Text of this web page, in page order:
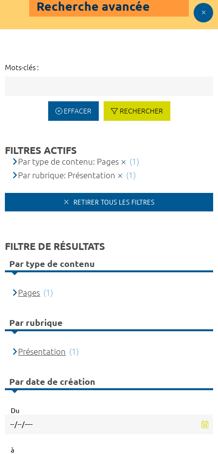
Recherche avancée
Mots-clés :
EFFACER RECHERCHER
FILTRES ACTIFS
Par type de contenu: Pages
(1)
Par rubrique: Présentation
(1)
RETIRER TOUS LES FILTRES
FILTRE DE RÉSULTATS
Par type de contenu
Pages (1)
Par rubrique
Présentation (1)
Par date de création
Du
à